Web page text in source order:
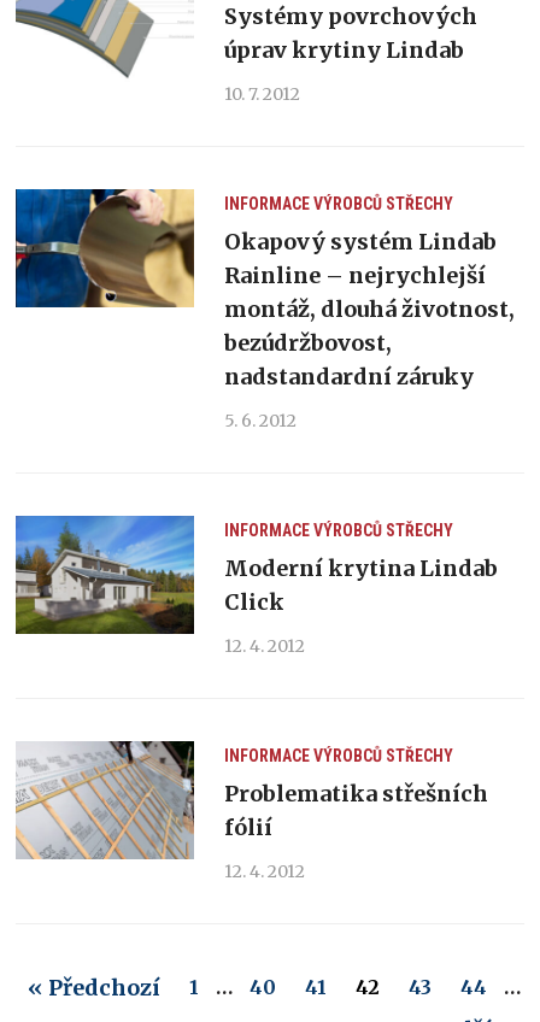
Systémy povrchových
úprav krytiny Lindab
10. 7. 2012
INFORMACE VÝROBCŮ STŘECHY
Okapový systém Lindab
Rainline – nejrychlejší
montáž, dlouhá životnost,
bezúdržbovost,
nadstandardní záruky
5. 6. 2012
INFORMACE VÝROBCŮ STŘECHY
Moderní krytina Lindab
Click
12. 4. 2012
INFORMACE VÝROBCŮ STŘECHY
Problematika střešních
fólií
12. 4. 2012
« Předchozí 1 … 40 41 42 43 44
…